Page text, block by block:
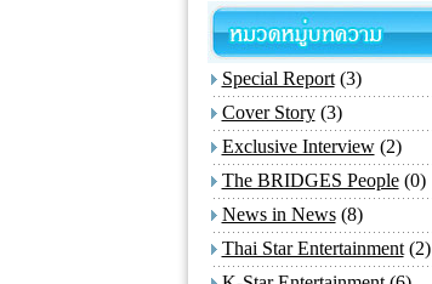
Special Report(3)
Cover Story(3)
Exclusive Interview(2)
The BRIDGES People(0)
News in News(8)
Thai Star Entertainment(2)